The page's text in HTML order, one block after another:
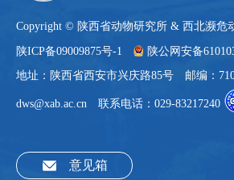
Copyright © 陕西省动物研究所 & 西北濒
陕ICP备09009875号-1
陕公网安备
地址：陕西省西安市兴庆路85号 邮编：
dws@xab.ac.cn 联系电话：029-83217240
意见箱